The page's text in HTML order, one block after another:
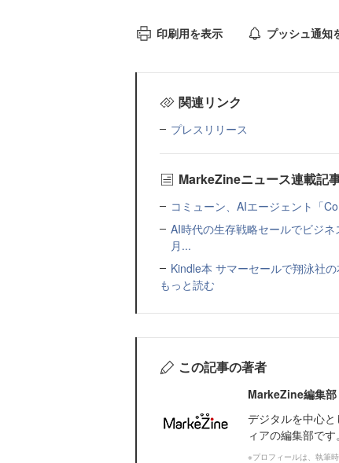
印刷用を表示 プッシュ通知
関連リンク
プレスリリース
MarkeZineニュース連載記
コミューン、AIエージェント「
AI時代の生存戦略セールでビジ
月...
Kindle本 サマーセールで翔泳社
もっと読む
この記事の著者
MarkeZine編集部
デジタルを中心
ィアの編集部です。
※プロフィールは、執筆